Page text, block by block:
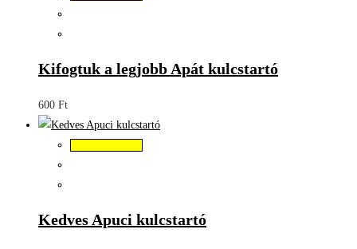
Kifogtuk a legjobb Apát kulcstartó
600 Ft
Kedves Apuci kulcstartó